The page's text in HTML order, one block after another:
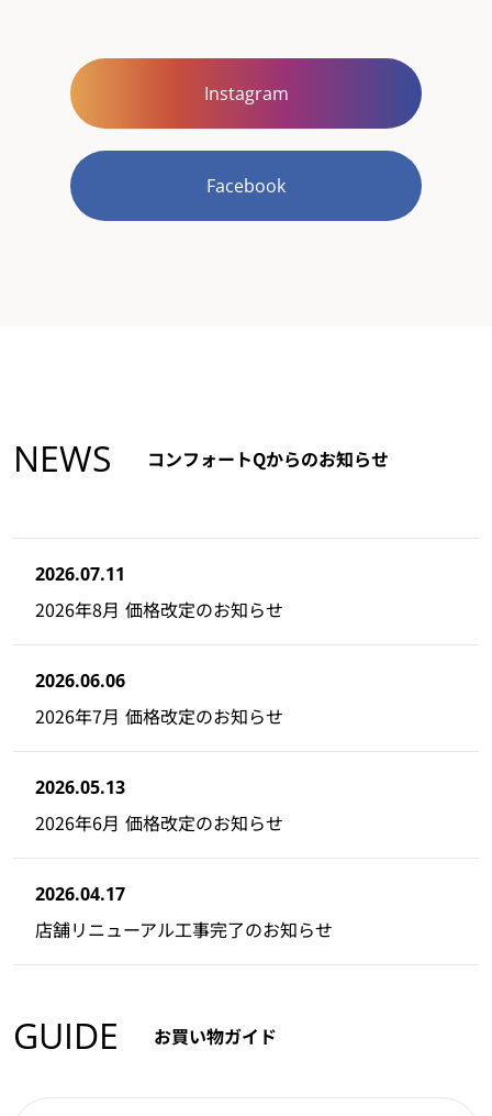
Instagram
Facebook
NEWS コンフォートQからのお知らせ
2026.07.11
2026年8月 価格改定のお知らせ
2026.06.06
2026年7月 価格改定のお知らせ
2026.05.13
2026年6月 価格改定のお知らせ
2026.04.17
店舗リニューアル工事完了のお知らせ
GUIDE お買い物ガイド